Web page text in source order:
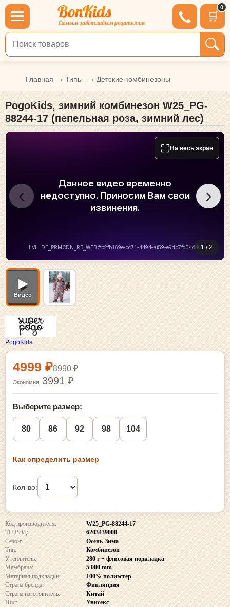
🛒
0
Поиск по товарам
Главная Типы Детские комбинезоны
PogoKids, зимний комбинезон W25_PG-
88244-17 (пепельная роза, зимний лес)
⛶ На весь экран
‹ ›
1 / 2
▶
Видео
PogoKids
Выбор размера и покупка
8990 ₽
4999 ₽
Экономия: 3991 ₽
Выберите размер:
80 86 92 98 104
Как определить размер
Кол-во:
Код производителя:
W25_PG-88244-17
ТН ВЭД:
6203439000
Сезон:
Осень-Зима
Тип:
Комбинезон
Утеплитель:
280 г + флисовая подкладка
Мембрана:
5 000 mm
Материал подкладки:
100% полиэстер
Страна бренда:
Финляндия
Страна изготовитель:
Китай
Пол:
Унисекс